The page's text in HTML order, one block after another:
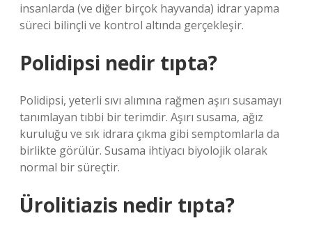
insanlarda (ve diğer birçok hayvanda) idrar yapma
süreci bilinçli ve kontrol altında gerçekleşir.
Polidipsi nedir tıpta?
Polidipsi, yeterli sıvı alımına rağmen aşırı susamayı
tanımlayan tıbbi bir terimdir. Aşırı susama, ağız
kuruluğu ve sık idrara çıkma gibi semptomlarla da
birlikte görülür. Susama ihtiyacı biyolojik olarak
normal bir süreçtir.
Ürolitiazis nedir tıpta?